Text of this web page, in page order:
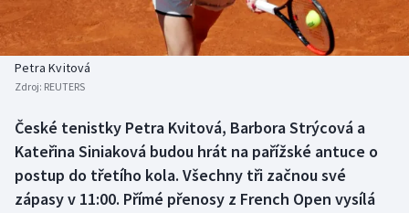
Basketbal
Biatlon
Box
Curling
Historické návraty
Aplikace ČT sport
Petra Kvitová
Zdroj: REUTERS
České tenistky Petra Kvitová, Barbora Strýcová a
Kateřina Siniaková budou hrát na pařížské antuce o
postup do třetího kola. Všechny tři začnou své
zápasy v 11:00. Přímé přenosy z French Open vysílá